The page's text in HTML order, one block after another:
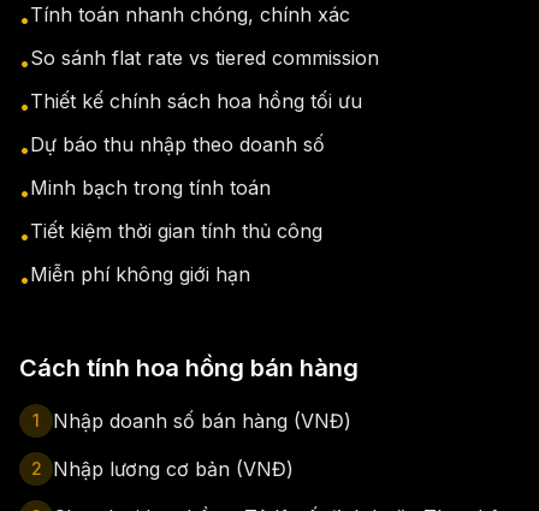
•Tính toán nhanh chóng, chính xác
•So sánh flat rate vs tiered commission
•Thiết kế chính sách hoa hồng tối ưu
•Dự báo thu nhập theo doanh số
•Minh bạch trong tính toán
•Tiết kiệm thời gian tính thủ công
•Miễn phí không giới hạn
Cách tính hoa hồng bán hàng
1 Nhập doanh số bán hàng (VNĐ)
2 Nhập lương cơ bản (VNĐ)